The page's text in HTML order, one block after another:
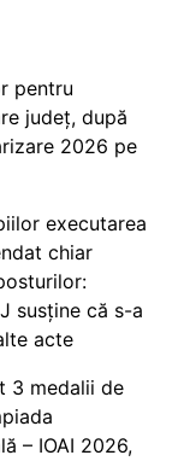
pentru
județ, după
2026 pe
executarea
chiar
susține că s-a
acte
3 medalii de
– IOAI 2026,